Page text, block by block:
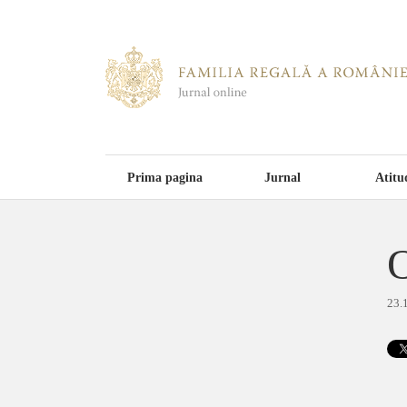
Prima pagina Jurnal